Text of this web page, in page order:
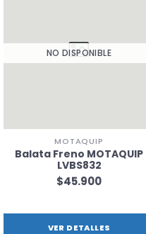
NO DISPONIBLE
MOTAQUIP
Balata Freno MOTAQUIP
LVBS832
$45.900
VER DETALLES